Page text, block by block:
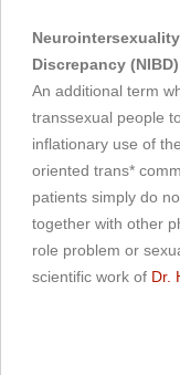
Discrepancy (NIBD)
An additional term
transsexual people
inflationary use of
oriented trans*
patients simply do
together with other
role problem or
scientific work of Dr.